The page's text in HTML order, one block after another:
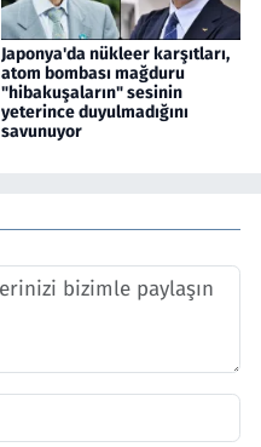
Japonya'da nükleer karşıtları,
atom bombası mağduru
"hibakuşaların" sesinin
yeterince duyulmadığını
savunuyor